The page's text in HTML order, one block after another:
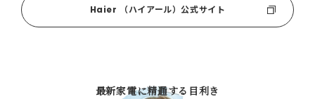
Haier （ハイアール）公式サイト
最新家電に精通する目利き